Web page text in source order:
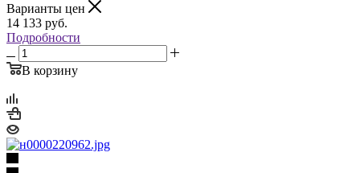
Варианты цен
14 133 руб.
Подробности
В корзину